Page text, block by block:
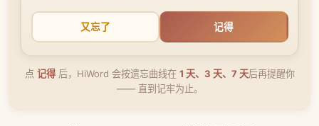
又忘了 记得
点 记得后，HiWord 会按遗忘曲线在 1 天、3 天、7 天后再提醒你
—— 直到记牢为止。